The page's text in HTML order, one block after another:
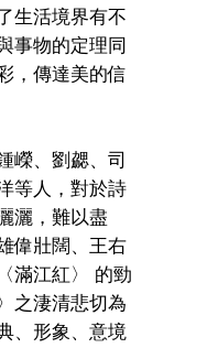
生活境界有不
事物的定理同
，傳達美的信
嶸、劉勰、司
等人，對於詩
灑，難以盡
偉壯闊、王右
滿江紅〉 的勁
之淒清悲切為
、形象、意境